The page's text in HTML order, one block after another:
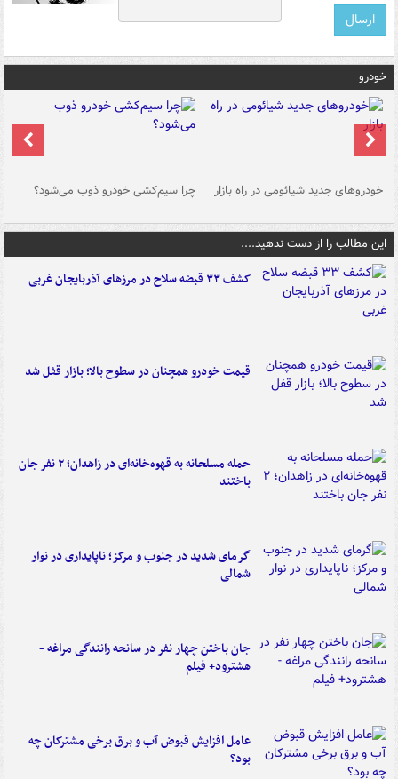
خودرو
خودروهای جدید شیائومی در راه بازار چرا سیم‌کشی خودرو ذوب می‌شود؟
این مطالب را از دست ندهید....
کشف ۳۳ قبضه سلاح در مرزهای آذربایجان غربی
قیمت خودرو همچنان در سطوح بالا؛ بازار قفل شد
حمله مسلحانه به قهوه‌خانه‌ای در زاهدان؛ ۲ نفر جان
باختند
گرمای شدید در جنوب و مرکز؛ ناپایداری در نوار
شمالی
جان باختن چهار نفر در سانحه رانندگی مراغه -
هشترود+ فیلم
عامل افزایش قبوض آب و برق برخی مشترکان چه
بود؟